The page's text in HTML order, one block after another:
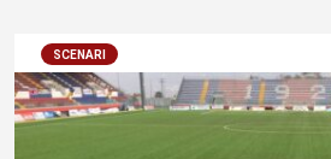
SCENARI